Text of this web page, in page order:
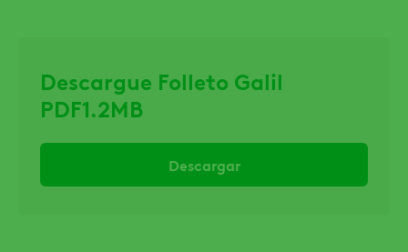
Descargue Folleto Galil
PDF1.2MB
Descargar